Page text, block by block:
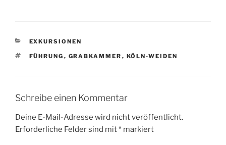
f
f
n
e
f
f
n
e
KATEGORIEN
EXKURSIONEN
SCHLAGWÖRTER
FÜHRUNG , GRABKAMMER , KÖLN-WEIDEN
Schreibe einen Kommentar
Deine E-Mail-Adresse wird nicht veröffentlicht.
Erforderliche Felder sind mit* markiert